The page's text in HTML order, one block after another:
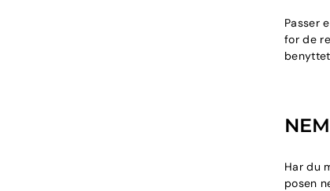
Passer
for de
Har du
posen